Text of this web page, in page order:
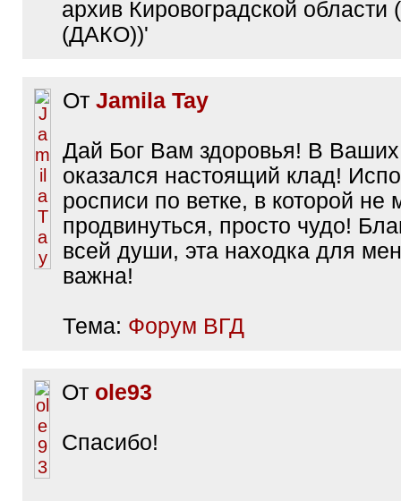
архив Кировоградской области
(ДАКО))'
От Jamila Tay
Дай Бог Вам здоровья! В
оказался настоящий клад!
росписи по ветке, в которой не
продвинуться, просто чудо!
всей души, эта находка для
важна!
Тема: Форум ВГД
От ole93
Спасибо!